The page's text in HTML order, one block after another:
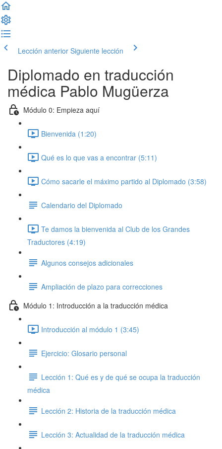
Lección anterior Siguiente lección
Diplomado en traducción
médica Pablo Mugüerza
Módulo 0: Empieza aquí
Bienvenida (1:20)
Qué es lo que vas a encontrar (5:11)
Cómo sacarle el máximo partido al Diplomado (3:58)
Calendario del Diplomado
Te damos la bienvenida al Club de los Grandes
Traductores (4:19)
Algunos consejos adicionales
Ampliación de plazo para correcciones
Módulo 1: Introducción a la traducción médica
Introducción al módulo 1 (3:45)
Ejercicio: Glosario personal
Lección 1: Qué es y de qué se ocupa la traducción
médica
Lección 2: Historia de la traducción médica
Lección 3: Actualidad de la traducción médica